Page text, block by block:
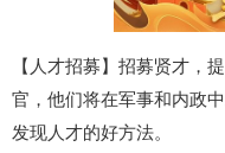
【人才招募】招募贤才，
官，他们将在军事和内政
发现人才的好方法。